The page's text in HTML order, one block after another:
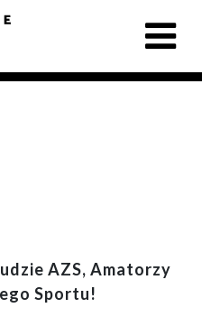
AZS, Amatorzy
Sportu!